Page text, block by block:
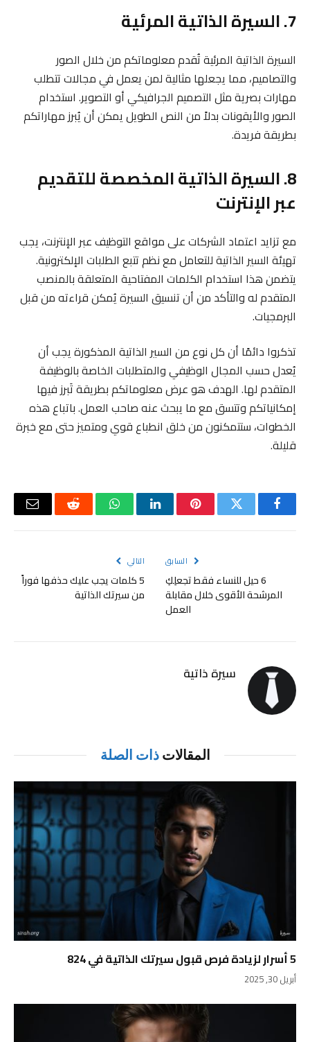
7. السيرة الذاتية المرئية
السيرة الذاتية المرئية تُقدم معلوماتكم من خلال الصور
والتصاميم، مما يجعلها مثالية لمن يعمل في مجالات تتطلب
مهارات بصرية مثل التصميم الجرافيكي أو التصوير. استخدام
الصور والأيقونات بدلاً من النص الطويل يمكن أن يُبرز مهاراتكم
بطريقة فريدة.
8. السيرة الذاتية المخصصة للتقديم
عبر الإنترنت
مع تزايد اعتماد الشركات على مواقع التوظيف عبر الإنترنت، يجب
تهيئة السير الذاتية للتعامل مع نظم تتبع الطلبات الإلكترونية.
يتضمن هذا استخدام الكلمات المفتاحية المتعلقة بالمنصب
المتقدم له والتأكد من أن تنسيق السيرة يُمكن قراءته من قبل
البرمجيات.
تذكروا دائمًا أن كل نوع من السير الذاتية المذكورة يجب أن
يُعدل حسب المجال الوظيفي والمتطلبات الخاصة بالوظيفة
المتقدم لها. الهدف هو عرض معلوماتكم بطريقة تَبرز فيها
إمكانياتكم وتتسق مع ما يبحث عنه صاحب العمل. باتباع هذه
الخطوات، ستتمكنون من خلق انطباع قوي ومتميز حتى مع خبرة
قليلة.
فيسبوكتويتر بينتيريستلينكدإن واتسابرديت
البريد
السابق
6 حيل للنساء فقط تجعلِكِ
المرشحة الأقوى خلال مقابلة
العمل
التالي
5 كلمات يجب عليك حذفها فوراً
من سيرتك الذاتية
سيرة ذاتية
المقالاتذات الصلة
5 أسرار لزيادة فرص قبول سيرتك الذاتية في 824
أبريل 30, 2025